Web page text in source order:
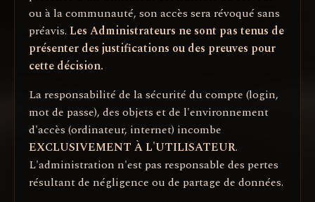
ou à la communauté, son accès sera révoqué sans
préavis. Les Administrateurs ne sont pas tenus de
présenter des justifications ou des preuves pour
cette décision.
La responsabilité de la sécurité du compte (login,
mot de passe), des objets et de l'environnement
d'accès (ordinateur, internet) incombe
EXCLUSIVEMENT À L'UTILISATEUR.
L'administration n'est pas responsable des pertes
résultant de négligence ou de partage de données.